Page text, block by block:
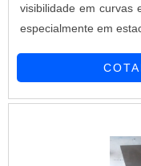
visibilidade em curvas
especialmente em